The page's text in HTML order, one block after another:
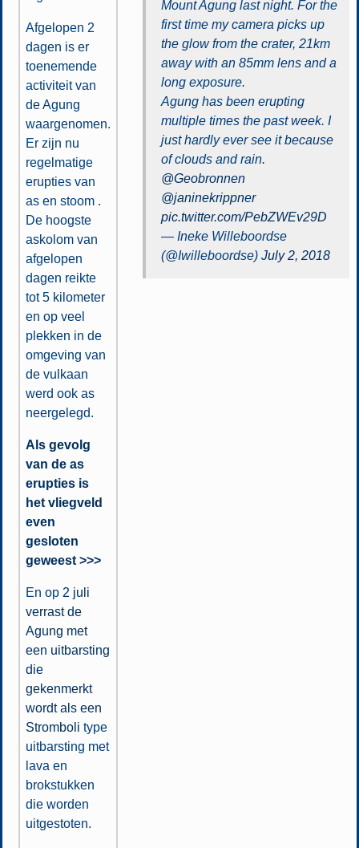
Afgelopen 2
dagen is er
toenemende
activiteit van
de Agung
waargenomen.
Er zijn nu
regelmatige
erupties van
as en stoom .
De hoogste
askolom van
afgelopen
dagen reikte
tot 5 kilometer
en op veel
plekken in de
omgeving van
de vulkaan
werd ook as
neergelegd.
Als gevolg
van de as
erupties is
het vliegveld
even
gesloten
geweest >>>
En op 2 juli
verrast de
Agung met
een uitbarsting
die
gekenmerkt
wordt als een
Stromboli type
uitbarsting met
lava en
brokstukken
die worden
uitgestoten.
Mount Agung last night. For the
first time my camera picks up
the glow from the crater, 21km
away with an 85mm lens and a
long exposure.
Agung has been erupting
multiple times the past week. I
just hardly ever see it because
of clouds and rain.
@Geobronnen
@janinekrippner
pic.twitter.com/PebZWEv29D
— Ineke Willeboordse
(@Iwilleboordse) July 2, 2018